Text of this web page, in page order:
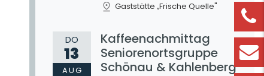
Gaststätte „Frische Quelle"
DO
13
AUG
Kaffeenachmittag
Seniorenortsgruppe
Schönau & Kahlenberg